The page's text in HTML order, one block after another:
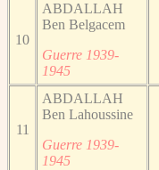
10
ABDALLAH
Ben Belgacem
Guerre 1939-
1945
11
ABDALLAH
Ben Lahoussine
Guerre 1939-
1945